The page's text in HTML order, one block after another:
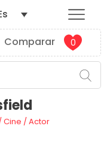
Comparar 0
Cine /Actor